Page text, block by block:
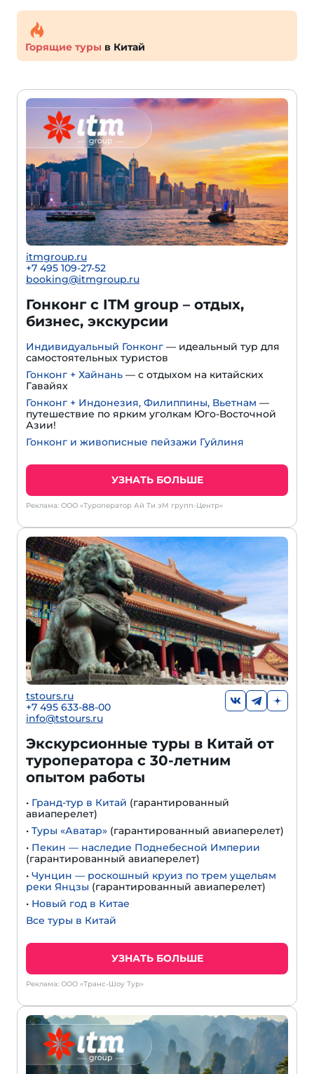
Горящие туры в Китай
itmgroup.ru
+7 495 109-27-52
booking@itmgroup.ru
Гонконг с ITM group – отдых,
бизнес, экскурсии
Индивидуальный Гонконг — идеальный тур для
самостоятельных туристов
Гонконг + Хайнань — с отдыхом на китайских
Гавайях
Гонконг + Индонезия, Филиппины, Вьетнам —
путешествие по ярким уголкам Юго-Восточной
Азии!
Гонконг и живописные пейзажи Гуйлиня
УЗНАТЬ БОЛЬШЕ
Реклама: ООО «Туроператор Ай Ти эМ групп-Центр»
tstours.ru
+7 495 633-88-00
info@tstours.ru
Экскурсионные туры в Китай от
туроператора с 30-летним
опытом работы
• Гранд-тур в Китай (гарантированный
авиаперелет)
• Туры «Аватар» (гарантированный авиаперелет)
• Пекин — наследие Поднебесной Империи
(гарантированный авиаперелет)
• Чунцин — роскошный круиз по трем ущельям
реки Янцзы (гарантированный авиаперелет)
• Новый год в Китае
Все туры в Китай
УЗНАТЬ БОЛЬШЕ
Реклама: ООО «Транс-Шоу Тур»